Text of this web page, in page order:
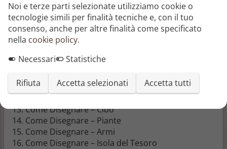
5. Come Disegnare – La Moda
6. Come Disegnare – Preistoria
7. Come Disegnare – La Fattoria
8. Come Disegnare – Il Giardino
9. Come Disegnare – Il Coleottero
10. Come Disegnare – Uccelli
11. Come Disegnare – Il Mare
11. Come Disegnare – Il Mare
12. Come Disegnare – Arca di Noè
13. Come Disegnare – Cibo
14. Come Disegnare – Piante
15. Come Disegnare – Armi
16. Come Disegnare – Isola del Tesoro
Noi e terze parti selezionate utilizziamo cookie o
tecnologie simili per finalità tecniche e, con il tuo
consenso, anche per altre finalità come specificato
nella cookie policy.
Necessari
Statistiche
Rifiuta Accetta selezionati Accetta tutti